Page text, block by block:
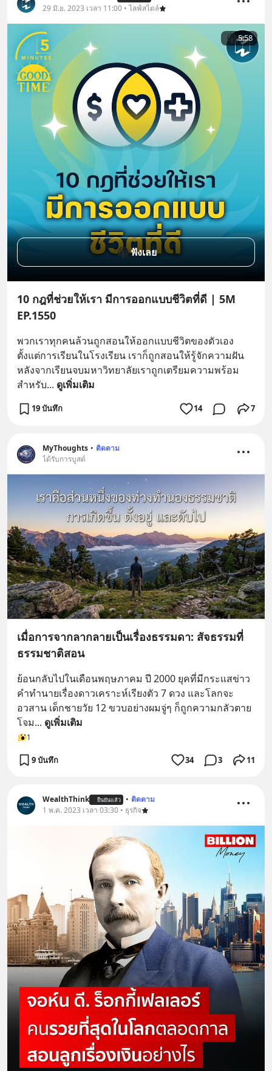
29 มิ.ย. 2023 เวลา 11:00 • ไลฟ์สไตล์
5:58
ฟังเลย
10 กฎที่ช่วยให้เรา มีการออกแบบชีวิตที่ดี | 5M
EP.1550
พวกเราทุกคนล้วนถูกสอนให้ออกแบบชีวิตของตัวเอง
ตั้งแต่การเรียนในโรงเรียน เราก็ถูกสอนให้รู้จักความฝัน
หลังจากเรียนจบมหาวิทยาลัยเราถูกเตรียมความพร้อม
สำหรับ... ดูเพิ่มเติม
19 บันทึก 14 7
MyThoughts • ติดตาม
ได้รับการบูสต์
เมื่อการจากลากลายเป็นเรื่องธรรมดา: สัจธรรมที่
ธรรมชาติสอน
ย้อนกลับไปในเดือนพฤษภาคม ปี 2000 ยุคที่มีกระแสข่าว
คำทำนายเรื่องดาวเคราะห์เรียงตัว 7 ดวง และโลกจะ
อวสาน เด็กชายวัย 12 ขวบอย่างผมจู่ๆ ก็ถูกความกลัวตาย
โจม... ดูเพิ่มเติม
1
9 บันทึก 34 3 11
WealthThink ยืนยันแล้ว • ติดตาม
1 พ.ค. 2023 เวลา 03:30 • ธุรกิจ